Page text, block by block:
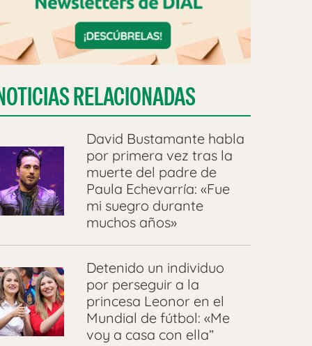
RELACIONADAS
David Bustamante habla
por primera vez tras la
muerte del padre de
Paula Echevarría: «Fue
mi suegro durante
muchos años»
Detenido un individuo
por perseguir a la
princesa Leonor en el
Mundial de fútbol: «Me
voy a casa con ella”